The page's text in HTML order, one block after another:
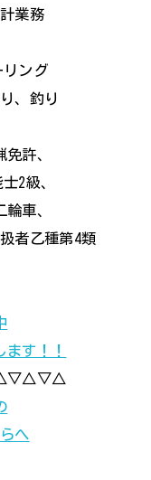
業務
ング
、釣り
許、
2級、
車、
者乙種第4類
ます！！
へ